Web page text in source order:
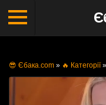
😎 Єбака.com » 🔥 Категорії»